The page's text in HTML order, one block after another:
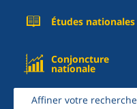
Études nationales
Conjoncture
nationale
Affiner votre recherche